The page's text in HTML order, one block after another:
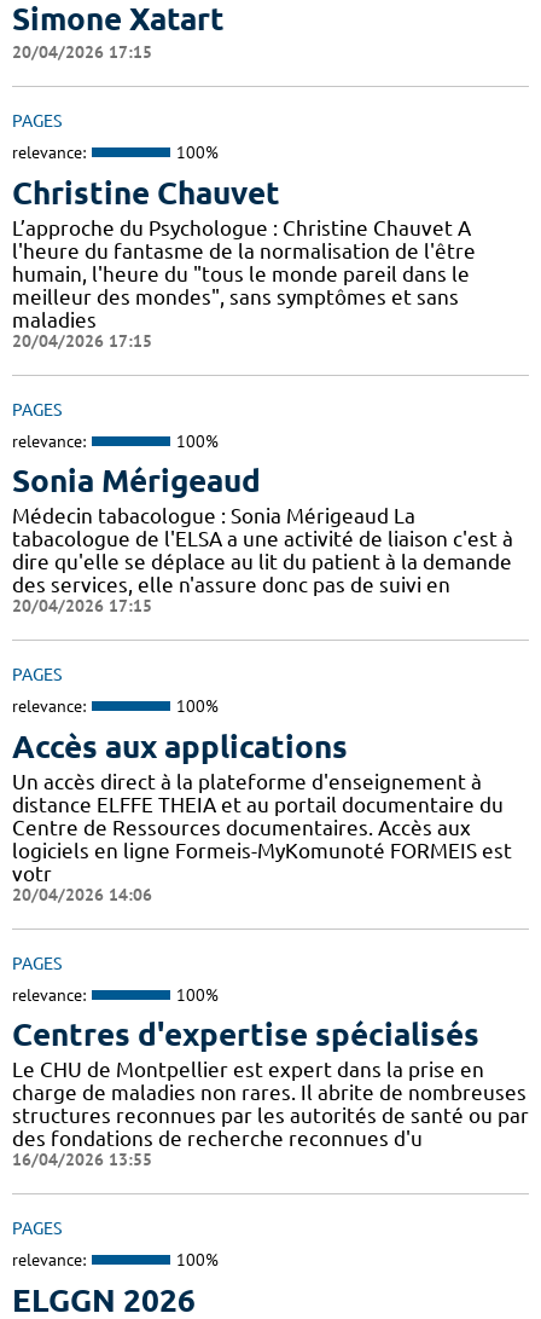
Simone Xatart
20/04/2026 17:15
PAGES
relevance: 100%
Christine Chauvet
L’approche du Psychologue : Christine Chauvet A
l'heure du fantasme de la normalisation de l'être
humain, l'heure du "tous le monde pareil dans le
meilleur des mondes", sans symptômes et sans
maladies
20/04/2026 17:15
PAGES
relevance: 100%
Sonia Mérigeaud
Médecin tabacologue : Sonia Mérigeaud La
tabacologue de l'ELSA a une activité de liaison c'est à
dire qu'elle se déplace au lit du patient à la demande
des services, elle n'assure donc pas de suivi en
20/04/2026 17:15
PAGES
relevance: 100%
Accès aux applications
Un accès direct à la plateforme d'enseignement à
distance ELFFE THEIA et au portail documentaire du
Centre de Ressources documentaires. Accès aux
logiciels en ligne Formeis-MyKomunoté FORMEIS est
votr
20/04/2026 14:06
PAGES
relevance: 100%
Centres d'expertise spécialisés
Le CHU de Montpellier est expert dans la prise en
charge de maladies non rares. Il abrite de nombreuses
structures reconnues par les autorités de santé ou par
des fondations de recherche reconnues d'u
16/04/2026 13:55
PAGES
relevance: 100%
ELGGN 2026